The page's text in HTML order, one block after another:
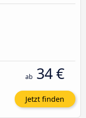
ab 34 €
Jetzt finden